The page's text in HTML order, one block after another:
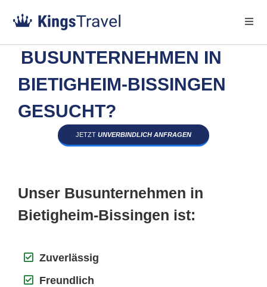
BUSUNTERNEHMEN IN
BIETIGHEIM-BISSINGEN
GESUCHT?
JETZT UNVERBINDLICH ANFRAGEN
Unser Busunternehmen in
Bietigheim-Bissingen ist:
Zuverlässig
Freundlich